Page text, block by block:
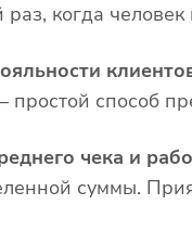
когда
простой способ
чека и
суммы.